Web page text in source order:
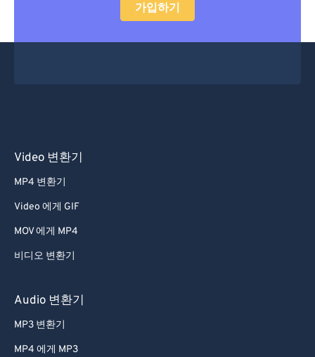
가입하기
Video 변환기
MP4 변환기
Video 에게 GIF
MOV 에게 MP4
비디오 변환기
Audio 변환기
MP3 변환기
MP4 에게 MP3